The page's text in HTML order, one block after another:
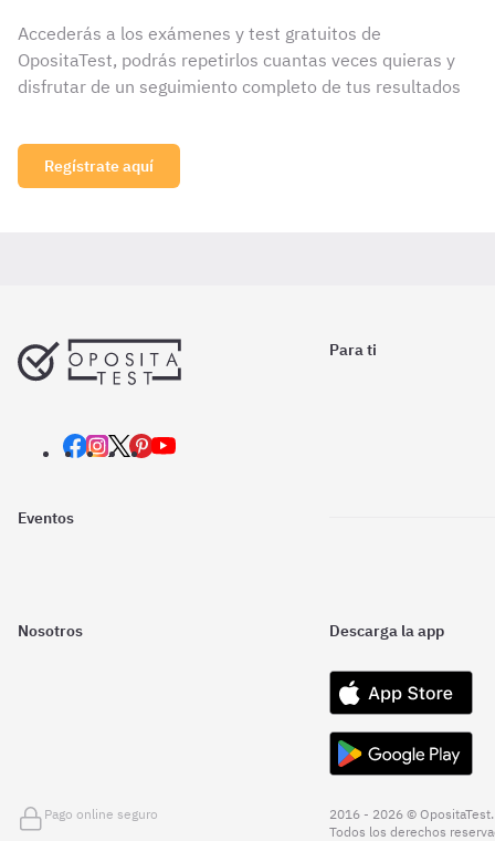
Accederás a los exámenes y test gratuitos de
OpositaTest, podrás repetirlos cuantas veces quieras y
disfrutar de un seguimiento completo de tus resultados
Regístrate aquí
Para ti
Eventos
Nosotros Descarga la app
Pago online seguro
2016 - 2026 © OpositaTest.
Todos los derechos